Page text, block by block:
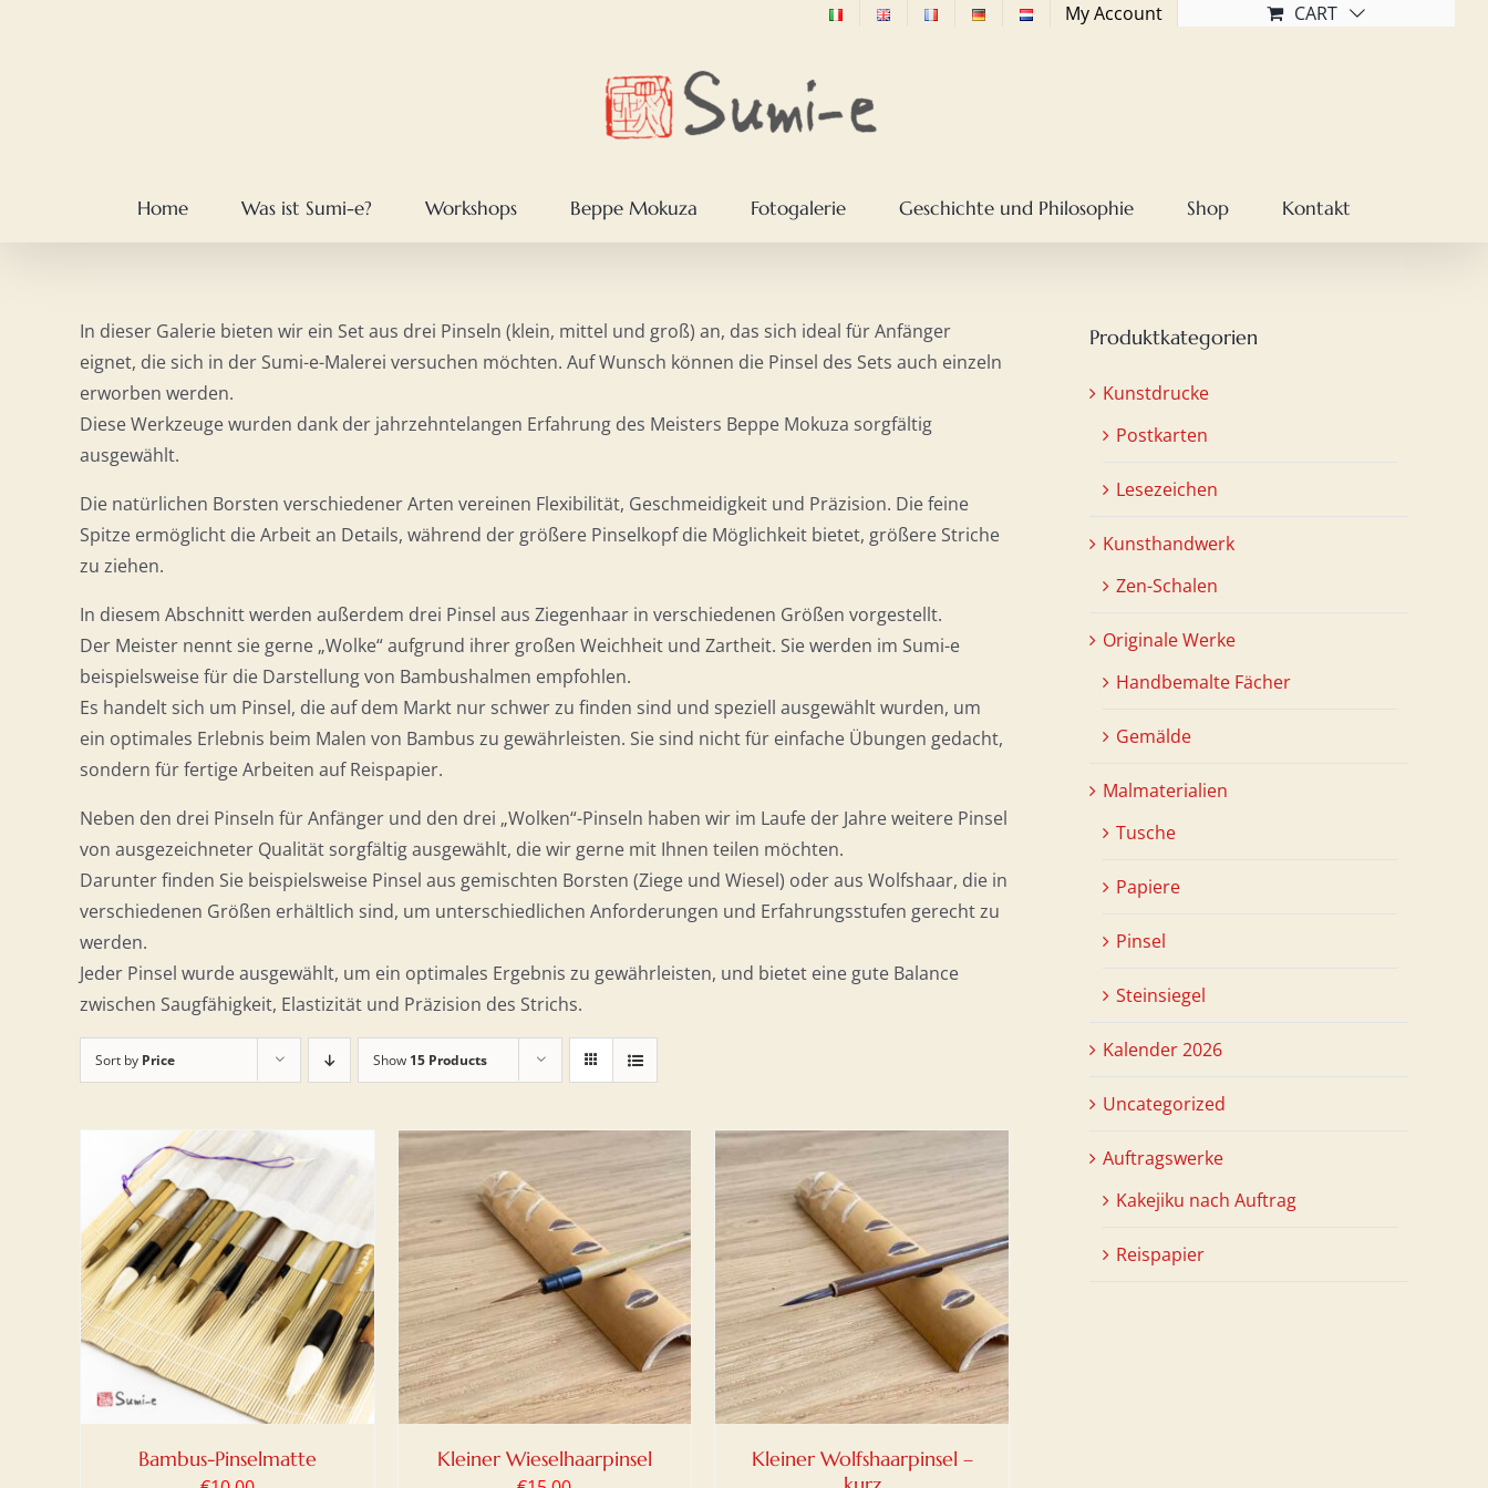
My Account CART
Home Was ist Sumi-e? Workshops Beppe Mokuza Fotogalerie Geschichte und Philosophie Shop Kontakt
In dieser Galerie bieten wir ein Set aus drei Pinseln (klein, mittel und groß) an, das sich ideal für Anfänger
eignet, die sich in der Sumi-e-Malerei versuchen möchten. Auf Wunsch können die Pinsel des Sets auch einzeln
erworben werden.
Diese Werkzeuge wurden dank der jahrzehntelangen Erfahrung des Meisters Beppe Mokuza sorgfältig
ausgewählt.
Die natürlichen Borsten verschiedener Arten vereinen Flexibilität, Geschmeidigkeit und Präzision. Die feine
Spitze ermöglicht die Arbeit an Details, während der größere Pinselkopf die Möglichkeit bietet, größere Striche
zu ziehen.
In diesem Abschnitt werden außerdem drei Pinsel aus Ziegenhaar in verschiedenen Größen vorgestellt.
Der Meister nennt sie gerne „Wolke“ aufgrund ihrer großen Weichheit und Zartheit. Sie werden im Sumi-e
beispielsweise für die Darstellung von Bambushalmen empfohlen.
Es handelt sich um Pinsel, die auf dem Markt nur schwer zu finden sind und speziell ausgewählt wurden, um
ein optimales Erlebnis beim Malen von Bambus zu gewährleisten. Sie sind nicht für einfache Übungen gedacht,
sondern für fertige Arbeiten auf Reispapier.
Neben den drei Pinseln für Anfänger und den drei „Wolken“-Pinseln haben wir im Laufe der Jahre weitere Pinsel
von ausgezeichneter Qualität sorgfältig ausgewählt, die wir gerne mit Ihnen teilen möchten.
Darunter finden Sie beispielsweise Pinsel aus gemischten Borsten (Ziege und Wiesel) oder aus Wolfshaar, die in
verschiedenen Größen erhältlich sind, um unterschiedlichen Anforderungen und Erfahrungsstufen gerecht zu
werden.
Jeder Pinsel wurde ausgewählt, um ein optimales Ergebnis zu gewährleisten, und bietet eine gute Balance
zwischen Saugfähigkeit, Elastizität und Präzision des Strichs.
Sort by Price Show 15 Products
Bambus-Pinselmatte
IN DEN WARENKORB / DETAILS
Kleiner Wieselhaarpinsel
IN DEN WARENKORB / DETAILS
Kleiner Wolfshaarpinsel –
Produktkategorien
Kunstdrucke
Postkarten
Lesezeichen
Kunsthandwerk
Zen-Schalen
Originale Werke
Handbemalte Fächer
Gemälde
Malmaterialien
Tusche
Papiere
Pinsel
Steinsiegel
Kalender 2026
Uncategorized
Auftragswerke
Kakejiku nach Auftrag
Reispapier